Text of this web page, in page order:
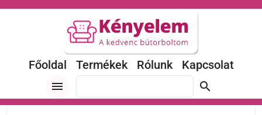
Főoldal Termékek Rólunk
Kapcsolat
menu
search